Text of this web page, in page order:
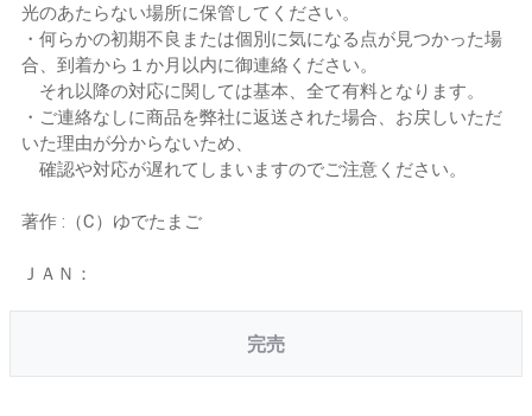
光のあたらない場所に保管してください。
・何らかの初期不良または個別に気になる点が見つかった場
合、到着から１か月以内に御連絡ください。
それ以降の対応に関しては基本、全て有料となります。
・ご連絡なしに商品を弊社に返送された場合、お戻しいただ
いた理由が分からないため、
確認や対応が遅れてしまいますのでご注意ください。
著作 :（C）ゆでたまご
ＪＡＮ：
完売